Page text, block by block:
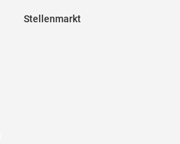
Stellenmarkt